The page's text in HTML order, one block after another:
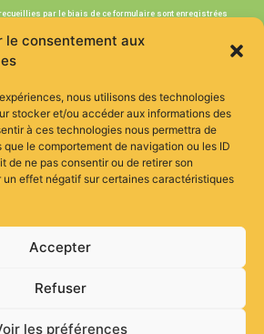
le consentement aux
nous utilisons des technologies
stocker et/ou accéder aux informations des
à ces technologies nous permettra de
le comportement de navigation ou les ID
de ne pas consentir ou de retirer son
effet négatif sur certaines caractéristiques
Accepter
Refuser
les préférences
par le biais de ce formulaire sont enregistrées
présent traitement est ainsi justifié par le recueil de
informations saisies dans ce formulaire
l’Association ENTRAIDE & SOLIDARITÉS
pour en savoir plus : consultez la
Tours - 37000, FRANCE
Politique des Cookies